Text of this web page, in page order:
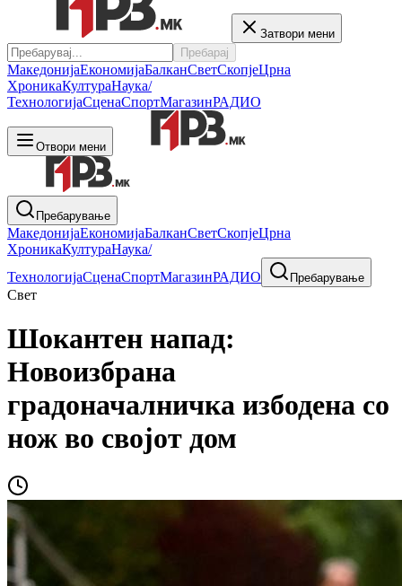
Затвори мени
Пребарај
МакедонијаЕкономијаБалканСветСкопјеЦрна
ХроникаКултураНаука/
ТехнологијаСценаСпортМагазинРАДИО
Отвори мени
Пребарување
МакедонијаЕкономијаБалканСветСкопјеЦрна
ХроникаКултураНаука/
ТехнологијаСценаСпортМагазинРАДИО Пребарување
Свет
Шокантен напад:
Новоизбрана
градоначалничка избодена со
нож во својот дом